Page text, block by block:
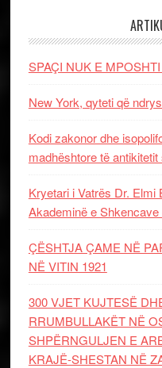
SPAÇI NUK E
New York, qyteti që
Kodi zakonor dhe
madhështore të antikitetit
Kryetari i Vatrës Dr.
Akademinë e
ÇËSHTJA ÇAME NË
NË VITIN 1921
300 VJET KUJTESË
RRUMBULLAKËT NË
SHPËRNGULJEN E
KRAJË-SHESTAN NË